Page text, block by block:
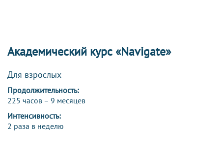
Академический курс «Navigate»
Для взрослых
Продолжительность:
225 часов – 9 месяцев
Интенсивность:
2 раза в неделю